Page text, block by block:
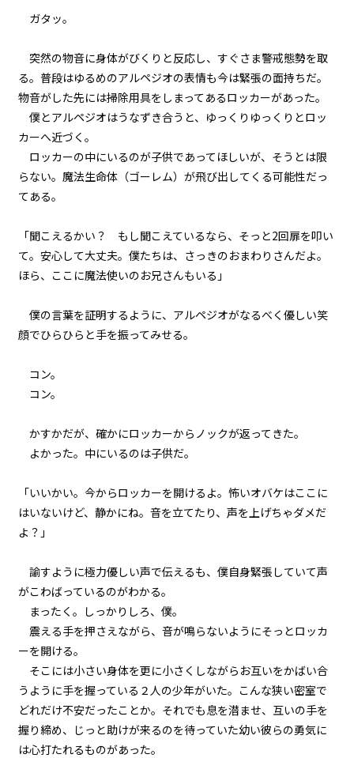
フォント
背景色
組み方向
第２話
『Monsters（怪物たち）』＜３
＞
第２話
『Monsters（怪物たち）』＜４
＞
『Monsters（怪物たち）』＜５
＞
『Monsters（怪物たち）』＜６
＞
第２話
『Monsters（怪物たち）』＜８
＞
第２話
『Monsters（怪物たち）』＜９
第２話
０＞
第２話
第２話
『Monsters（怪物たち）』＜１
２＞
ガタッ。
突然の物音に身体がびくりと反応し、すぐさま警戒態勢を取
る。普段はゆるめのアルペジオの表情も今は緊張の面持ちだ。
物音がした先には掃除用具をしまってあるロッカーがあった。
僕とアルペジオはうなずき合うと、ゆっくりゆっくりとロッ
カーへ近づく。
ロッカーの中にいるのが子供であってほしいが、そうとは限
らない。魔法生命体（ゴーレム）が飛び出してくる可能性だっ
てある。
「聞こえるかい？ もし聞こえているなら、そっと2回扉を叩い
て。安心して大丈夫。僕たちは、さっきのおまわりさんだよ。
ほら、ここに魔法使いのお兄さんもいる」
僕の言葉を証明するように、アルペジオがなるべく優しい笑
顔でひらひらと手を振ってみせる。
コン。
コン。
かすかだが、確かにロッカーからノックが返ってきた。
よかった。中にいるのは子供だ。
「いいかい。今からロッカーを開けるよ。怖いオバケはここに
はいないけど、静かにね。音を立てたり、声を上げちゃダメだ
よ？」
諭すように極力優しい声で伝えるも、僕自身緊張していて声
がこわばっているのがわかる。
まったく。しっかりしろ、僕。
震える手を押さえながら、音が鳴らないようにそっとロッカ
ーを開ける。
そこには小さい身体を更に小さくしながらお互いをかばい合
うように手を握っている２人の少年がいた。こんな狭い密室で
どれだけ不安だったことか。それでも息を潜ませ、互いの手を
握り締め、じっと助けが来るのを待っていた幼い彼らの勇気に
は心打たれるものがあった。